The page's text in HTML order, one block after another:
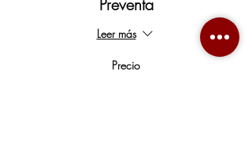
Preventa
Leer más
Precio